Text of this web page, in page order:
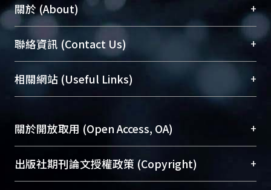
關於 (About) +
臺大位居世界頂尖大學之列，為永久珍藏及向國際
展現本校豐碩的研究成果及學術能量，圖書館整合
機構典藏（NTUR）與學術庫（AH）不同功能平
台，成為臺大學術典藏NTU scholars。期能整合研
究能量、促進交流合作、保存學術產出、推廣研究
成果。
To permanently archive and promote researcher
profiles and scholarly works, Library integrates the
services of “NTU Repository” with “Academic
聯絡資訊 (Contact Us) +
總館學科館員(Main Library)
醫學圖書館學科館員(Medical Library)
(Social
Sciences Library)
相關網站 (Useful Links) +
關於開放取用 (Open Access, OA) +
開放取用是從使用者角度提升資訊取用性的社會運
動，應用在學術研究上是透過將研究著作公開供使
出版社期刊論文授權政策 (Copyright) +